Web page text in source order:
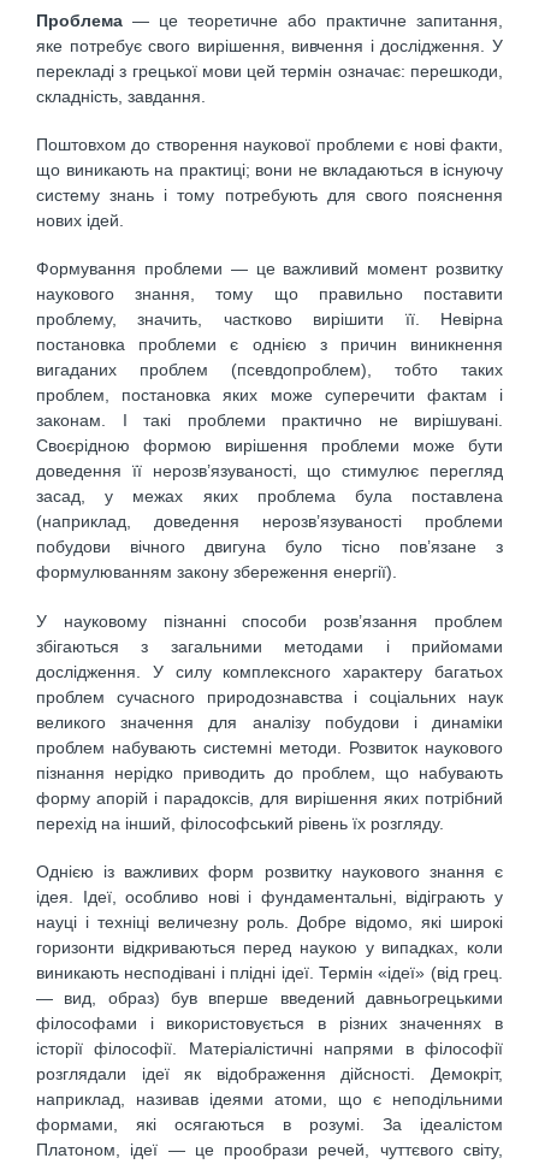
Проблема — це теоретичне або практичне запитання,
яке потребує свого вирішення, вивчення і дослідження. У
перекладі з грецької мови цей термін означає: перешкоди,
складність, завдання.
Поштовхом до створення наукової проблеми є нові факти,
що виникають на практиці; вони не вкладаються в існуючу
систему знань і тому потребують для свого пояснення
нових ідей.
Формування проблеми — це важливий момент розвитку
наукового знання, тому що правильно поставити
проблему, значить, частково вирішити її. Невірна
постановка проблеми є однією з причин виникнення
вигаданих проблем (псевдопроблем), тобто таких
проблем, постановка яких може суперечити фактам і
законам. І такі проблеми практично не вирішувані.
Своєрідною формою вирішення проблеми може бути
доведення її нерозв’язуваності, що стимулює перегляд
засад, у межах яких проблема була поставлена
(наприклад, доведення нерозв’язуваності проблеми
побудови вічного двигуна було тісно пов’язане з
формулюванням закону збереження енергії).
У науковому пізнанні способи розв’язання проблем
збігаються з загальними методами і прийомами
дослідження. У силу комплексного характеру багатьох
проблем сучасного природознавства і соціальних наук
великого значення для аналізу побудови і динаміки
проблем набувають системні методи. Розвиток наукового
пізнання нерідко приводить до проблем, що набувають
форму апорій і парадоксів, для вирішення яких потрібний
перехід на інший, філософський рівень їх розгляду.
Однією із важливих форм розвитку наукового знання є
ідея. Ідеї, особливо нові і фундаментальні, відіграють у
науці і техніці величезну роль. Добре відомо, які широкі
горизонти відкриваються перед наукою у випадках, коли
виникають несподівані і плідні ідеї. Термін «ідеї» (від грец.
— вид, образ) був вперше введений давньогрецькими
філософами і використовується в різних значеннях в
історії філософії. Матеріалістичні напрями в філософії
розглядали ідеї як відображення дійсності. Демокріт,
наприклад, називав ідеями атоми, що є неподільними
формами, які осягаються в розумі. За ідеалістом
Платоном, ідеї — це прообрази речей, чуттєвого світу,